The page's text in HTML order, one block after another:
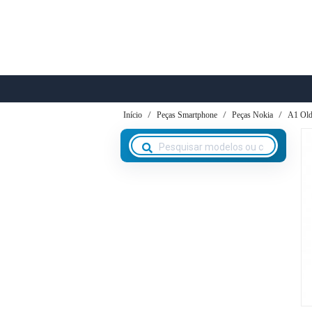
Início Peças Smartphone Peças Nokia A1